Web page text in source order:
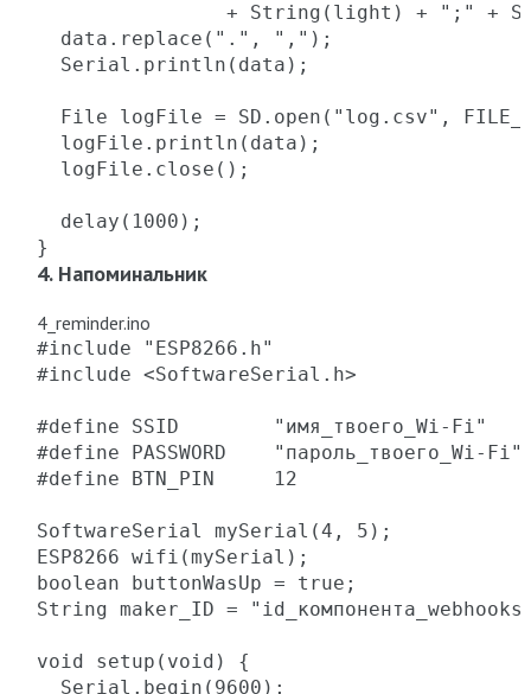
+ String(light) + ";" +
  data.replace(".", ",");
  Serial.println(data);
File logFile = SD.open("log.csv",
  logFile.println(data);
  logFile.close();
  delay(1000);
}
4. Напоминальник
4_reminder.ino
#include "ESP8266.h"
#include <SoftwareSerial.h>
#define SSID        "имя_твоего_Wi-Fi"
#define PASSWORD    "пароль_твоего_Wi-Fi"
#define BTN_PIN     12
SoftwareSerial mySerial(4, 5);
ESP8266 wifi(mySerial);
boolean buttonWasUp = true;
String maker_ID =
void setup(void) {
  Serial.begin(9600);